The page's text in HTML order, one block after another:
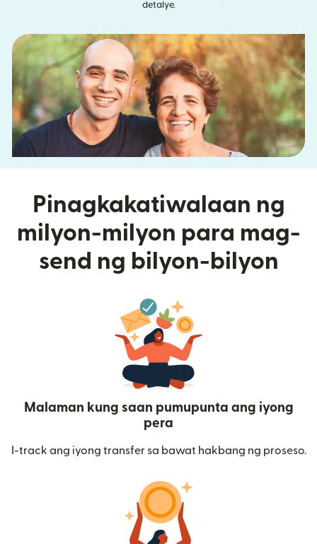
detalye.
Pinagkakatiwalaan ng
milyon-milyon para mag-
send ng bilyon-bilyon
Malaman kung saan pumupunta ang iyong
pera
I-track ang iyong transfer sa bawat hakbang ng proseso.